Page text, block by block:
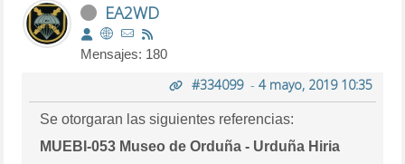
EA2WD
Mensajes: 180
#334099- 4 mayo, 2019 10:35
Se otorgaran las siguientes referencias:
MUEBI-053 Museo de Orduña - Urduña Hiria